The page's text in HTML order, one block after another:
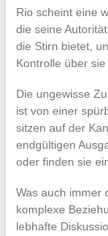
Rio scheint eine
die seine
die Stirn bietet,
Kontrolle über
Die ungewisse
ist von einer
sitzen auf der
endgültigen
oder finden sie
Was auch immer
komplexe
lebhafte